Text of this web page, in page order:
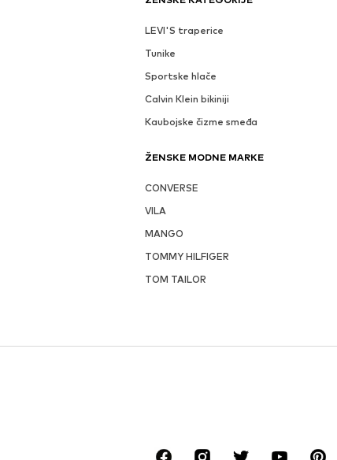
LEVI'S traperice
Tunike
Sportske hlače
Calvin Klein bikiniji
Kaubojske čizme smeđa
ŽENSKE MODNE MARKE
CONVERSE
VILA
MANGO
TOMMY HILFIGER
TOM TAILOR